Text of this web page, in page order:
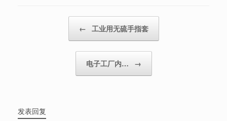
← 工业用无硫手指套
电子工厂内… →
发表回复